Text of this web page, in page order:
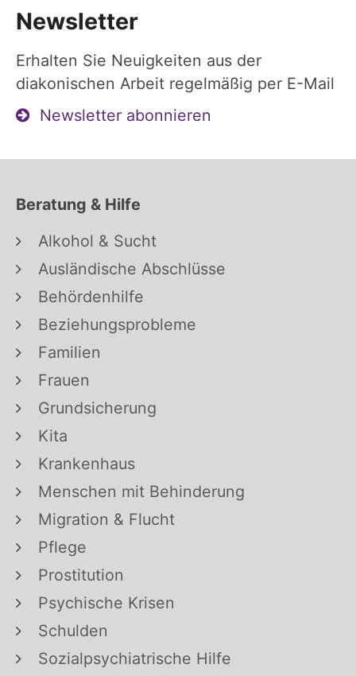
Newsletter
Erhalten Sie Neuigkeiten aus der
diakonischen Arbeit regelmäßig per E-Mail
Newsletter abonnieren
Beratung & Hilfe
Alkohol & Sucht
Ausländische Abschlüsse
Behördenhilfe
Beziehungsprobleme
Familien
Frauen
Grundsicherung
Kita
Krankenhaus
Menschen mit Behinderung
Migration & Flucht
Pflege
Prostitution
Psychische Krisen
Schulden
Sozialpsychiatrische Hilfe